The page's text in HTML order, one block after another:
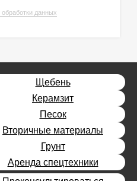
данных
Щебень
Керамзит
Песок
Вторичные материалы
Грунт
Аренда спецтехники